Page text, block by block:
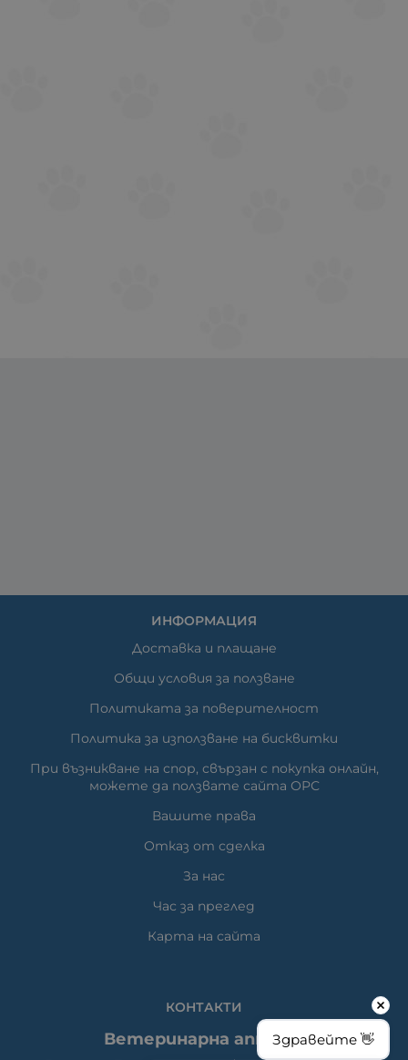
ИНФОРМАЦИЯ
Доставка и плащане
Общи условия за ползване
Политиката за поверителност
Политика за използване на бисквитки
При възникване на спор, свързан с покупка онлайн,
можете да ползвате сайта ОРС
Вашите права
Отказ от сделка
За нас
Час за преглед
Карта на сайта
КОНТАКТИ
Ветеринарна аптекаЗдравейте 👋